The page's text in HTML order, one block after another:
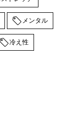
メンタル
冷え性